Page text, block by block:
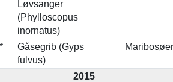
Løvsanger
(Phylloscopus
inornatus)
*
Gåsegrib (Gyps
fulvus)
2015